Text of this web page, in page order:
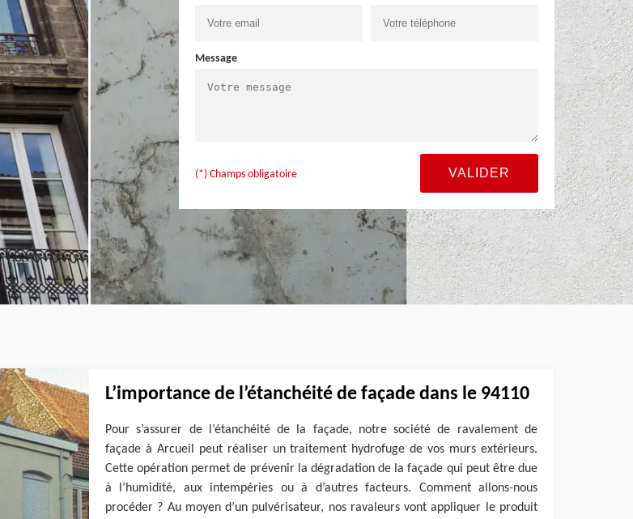
Message
(*) Champs obligatoire
L’importance de l’étanchéité de façade dans le 94110
Pour s’assurer de l’étanchéité de la façade, notre société de ravalement de
façade à Arcueil peut réaliser un traitement hydrofuge de vos murs extérieurs.
Cette opération permet de prévenir la dégradation de la façade qui peut être due
à l’humidité, aux intempéries ou à d’autres facteurs. Comment allons-nous
procéder ? Au moyen d’un pulvérisateur, nos ravaleurs vont appliquer le produit